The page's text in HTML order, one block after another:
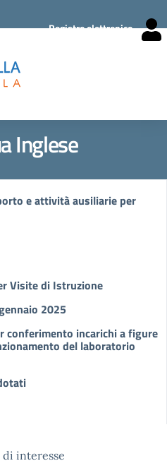
Registro elettronico
Inglese
e attività ausiliarie per
Visite di Istruzione
2025
conferimento incarichi a figure
del laboratorio
di interesse